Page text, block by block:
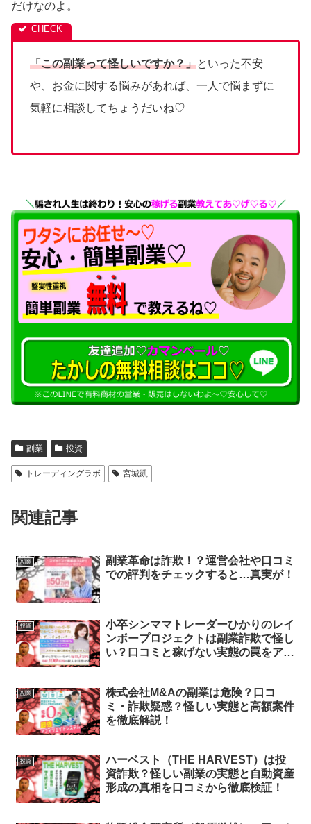
だけなのよ。
「この副業って怪しいですか？」といった不安
や、お金に関する悩みがあれば、一人で悩まずに
気軽に相談してちょうだいね♡
副業 投資
トレーディングラボ 宮城凱
関連記事
副業
副業革命は詐欺！？運営会社や口コミ
での評判をチェックすると…真実が！
投資
小卒シンママトレーダーひかりのレイ
ンボープロジェクトは副業詐欺で怪し
い？口コミと稼げない実態の罠をアタ
副業
株式会社M&Aの副業は危険？口コ
ミ・詐欺疑惑？怪しい実態と高額案件
を徹底解説！
投資
ハーベスト（THE HARVEST）は投
資詐欺？怪しい副業の実態と自動資産
形成の真相を口コミから徹底検証！